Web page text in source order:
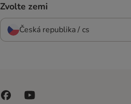
Zvolte zemi
Česká republika / cs